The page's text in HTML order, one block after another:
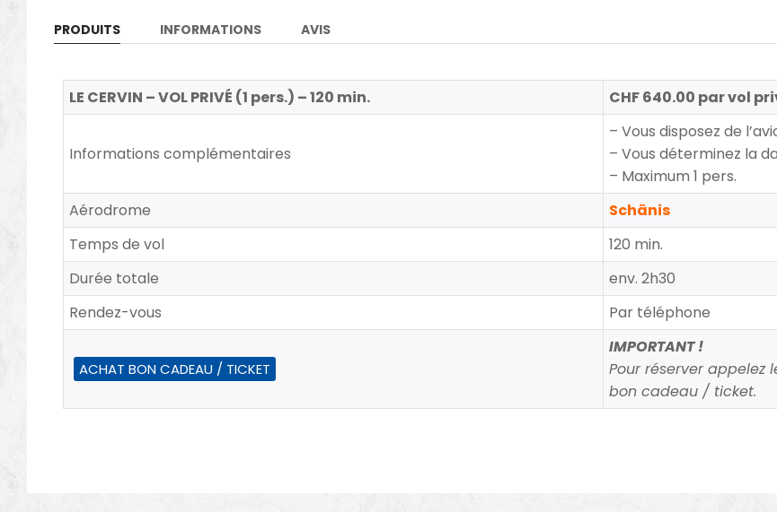
PRODUITS INFORMATIONS AVIS
LE CERVIN – VOL PRIVÉ (1 pers.) – 120 min. CHF 640.00 par vol
Informations complémentaires
– Vous disposez de
– Vous déterminez la
– Maximum 1 pers.
Aérodrome
Schänis
Temps de vol
120 min.
Durée totale
env. 2h30
Rendez-vous
Par téléphone
ACHAT BON CADEAU / TICKET
IMPORTANT !
Pour réserver appelez
bon cadeau / ticket.